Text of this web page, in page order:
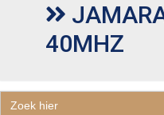
Zoek
naar:
40MHZ